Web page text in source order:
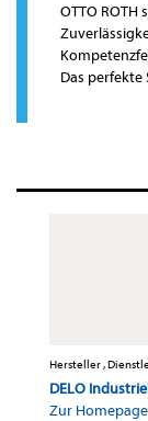
OTTO
Das
Hersteller ,
DELO
Zur Homepage